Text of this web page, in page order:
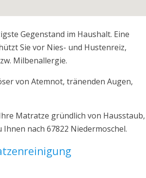
Gegenstand im Haushalt. Eine
Sie vor Nies- und Hustenreiz,
Milbenallergie.
von Atemnot, tränenden Augen,
Matratze gründlich von Hausstaub,
nach 67822 Niedermoschel.